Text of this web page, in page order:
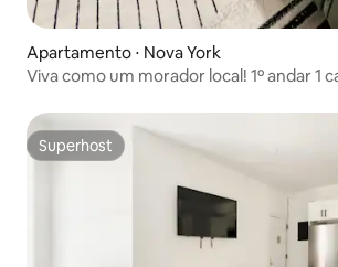
Apartamento ⋅ Nova York
Viva como um morador local! 1º andar 1
Superhost
Superhost